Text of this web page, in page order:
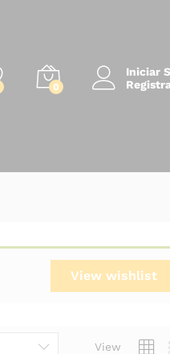
0
Iniciar
View wishlist
View